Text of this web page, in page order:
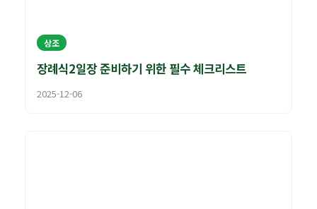
상조
장례식2일장 준비하기 위한 필수 체크리스트
2025-12-06